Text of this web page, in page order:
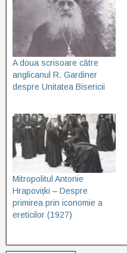
A doua scrisoare către
anglicanul R. Gardiner
despre Unitatea Bisericii
Mitropolitul Antonie
Hrapovițki – Despre
primirea prin iconomie a
ereticilor (1927)